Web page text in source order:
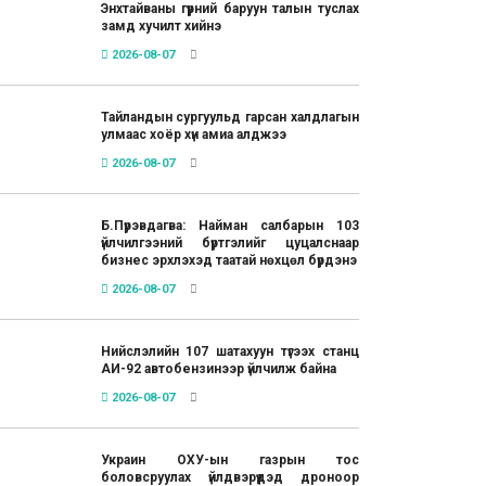
Энхтайваны гүүрний баруун талын туслах
замд хучилт хийнэ
2026-08-07
Тайландын сургуульд гарсан халдлагын
улмаас хоёр хүн амиа алджээ
2026-08-07
Б.Пүрэвдагва: Найман салбарын 103
үйлчилгээний бүртгэлийг цуцалснаар
бизнес эрхлэхэд таатай нөхцөл бүрдэнэ
2026-08-07
Нийслэлийн 107 шатахуун түгээх станц
АИ-92 автобензинээр үйлчилж байна
2026-08-07
Украин ОХУ-ын газрын тос
боловсруулах үйлдвэрүүдэд дроноор